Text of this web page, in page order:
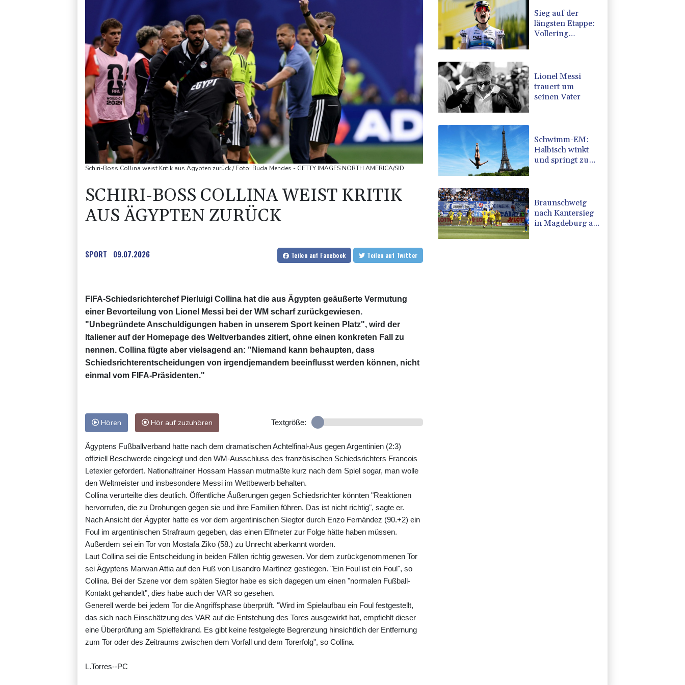
Schiri-Boss Collina weist Kritik aus Ägypten zurück / Foto: Buda Mendes - GETTY IMAGES NORTH AMERICA/SID
SCHIRI-BOSS COLLINA WEIST KRITIK
AUS ÄGYPTEN ZURÜCK
SPORT 09.07.2026 Teilen auf Facebook Teilen auf Twitter
FIFA-Schiedsrichterchef Pierluigi Collina hat die aus Ägypten geäußerte Vermutung
einer Bevorteilung von Lionel Messi bei der WM scharf zurückgewiesen.
"Unbegründete Anschuldigungen haben in unserem Sport keinen Platz", wird der
Italiener auf der Homepage des Weltverbandes zitiert, ohne einen konkreten Fall zu
nennen. Collina fügte aber vielsagend an: "Niemand kann behaupten, dass
Schiedsrichterentscheidungen von irgendjemandem beeinflusst werden können, nicht
einmal vom FIFA-Präsidenten."
Hören Hör auf zuzuhören Textgröße:
Ägyptens Fußballverband hatte nach dem dramatischen Achtelfinal-Aus gegen Argentinien (2:3)
offiziell Beschwerde eingelegt und den WM-Ausschluss des französischen Schiedsrichters Francois
Letexier gefordert. Nationaltrainer Hossam Hassan mutmaßte kurz nach dem Spiel sogar, man wolle
den Weltmeister und insbesondere Messi im Wettbewerb behalten.
Collina verurteilte dies deutlich. Öffentliche Äußerungen gegen Schiedsrichter könnten "Reaktionen
hervorrufen, die zu Drohungen gegen sie und ihre Familien führen. Das ist nicht richtig", sagte er.
Nach Ansicht der Ägypter hatte es vor dem argentinischen Siegtor durch Enzo Fernández (90.+2) ein
Foul im argentinischen Strafraum gegeben, das einen Elfmeter zur Folge hätte haben müssen.
Außerdem sei ein Tor von Mostafa Ziko (58.) zu Unrecht aberkannt worden.
Laut Collina sei die Entscheidung in beiden Fällen richtig gewesen. Vor dem zurückgenommenen Tor
sei Ägyptens Marwan Attia auf den Fuß von Lisandro Martínez gestiegen. "Ein Foul ist ein Foul", so
Collina. Bei der Szene vor dem späten Siegtor habe es sich dagegen um einen "normalen Fußball-
Kontakt gehandelt", dies habe auch der VAR so gesehen.
Generell werde bei jedem Tor die Angriffsphase überprüft. "Wird im Spielaufbau ein Foul festgestellt,
das sich nach Einschätzung des VAR auf die Entstehung des Tores ausgewirkt hat, empfiehlt dieser
eine Überprüfung am Spielfeldrand. Es gibt keine festgelegte Begrenzung hinsichtlich der Entfernung
zum Tor oder des Zeitraums zwischen dem Vorfall und dem Torerfolg", so Collina.
L.Torres--PC
Sieg auf der
längsten Etappe:
Vollering
Lionel Messi
trauert um
seinen Vater
Schwimm-EM:
Halbisch winkt
und springt zu
Braunschweig
nach Kantersieg
in Magdeburg an